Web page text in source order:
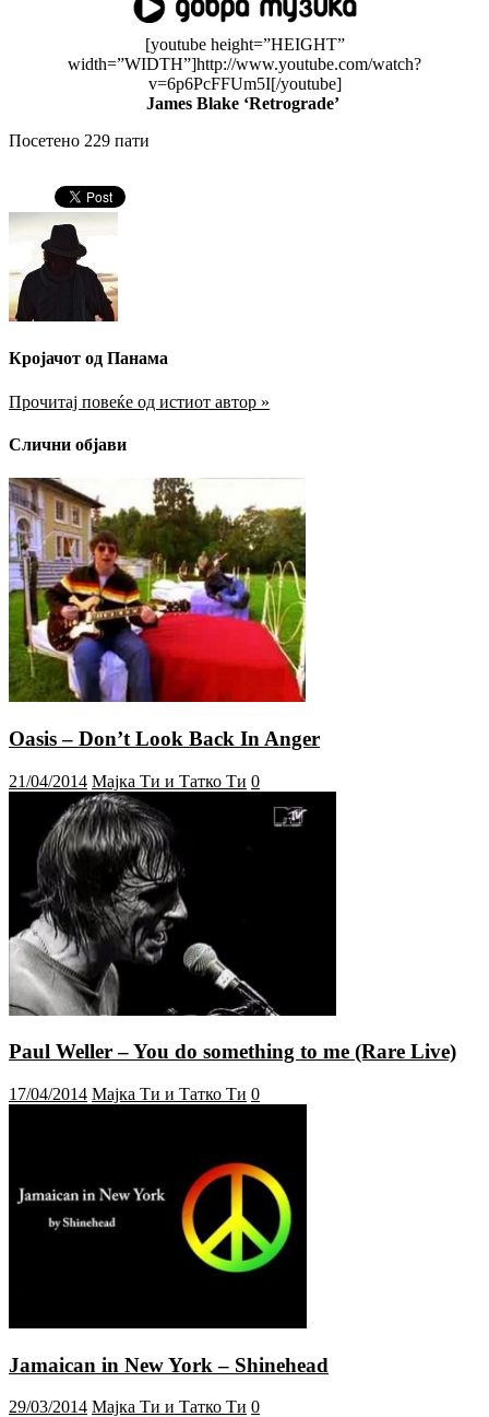
[youtube height=”HEIGHT”
width=”WIDTH”]http://www.youtube.com/watch?
v=6p6PcFFUm5I[/youtube]
James Blake ‘Retrograde’
Посетено 229 пати
Кројачот од Панама
Прочитај повеќе од истиот автор »
Слични објави
Oasis – Don’t Look Back In Anger
21/04/2014 Мајка Ти и Татко Ти 0
Paul Weller – You do something to me (Rare Live)
17/04/2014 Мајка Ти и Татко Ти 0
Jamaican in New York – Shinehead
29/03/2014 Мајка Ти и Татко Ти 0